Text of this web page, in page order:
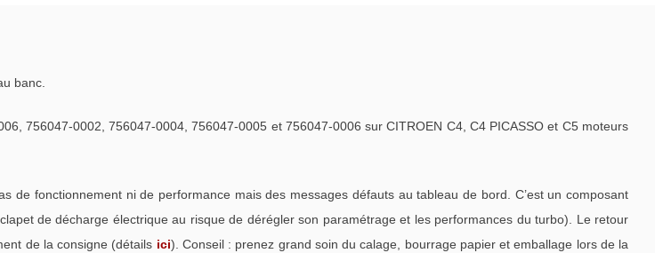
banc.
756047-0002, 756047-0004, 756047-0005 et 756047-0006 sur CITROEN C4, C4 PICASSO et C5 moteurs
de fonctionnement ni de performance mais des messages défauts au tableau de bord. C’est un composant
de décharge électrique au risque de dérégler son paramétrage et les performances du turbo). Le retour
de la consigne (détails ici). Conseil : prenez grand soin du calage, bourrage papier et emballage lors de la